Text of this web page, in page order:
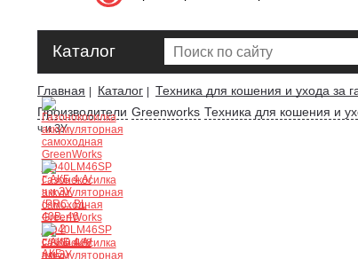
Каталог
Главная Каталог Техника для кошения и ухода за
Производители Greenworks Техника для кошения и
ч и ЗУ